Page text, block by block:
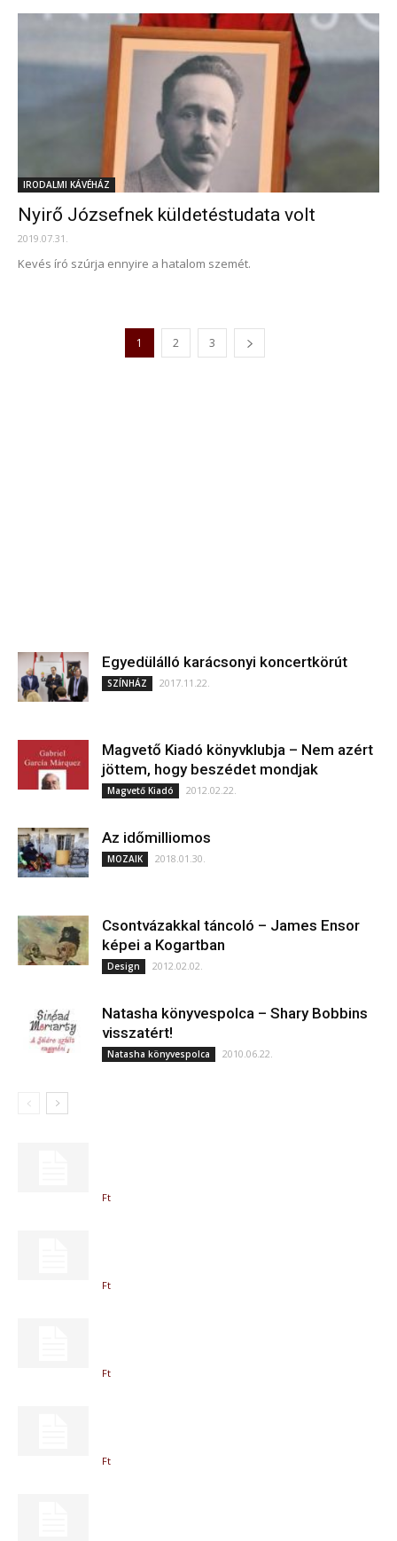
IRODALMI KÁVÉHÁZ
Nyirő Józsefnek küldetéstudata volt
2019.07.31.
Kevés író szúrja ennyire a hatalom szemét.
1 2 3
Egyedülálló karácsonyi koncertkörút
SZÍNHÁZ 2017.11.22.
Magvető Kiadó könyvklubja – Nem azért
jöttem, hogy beszédet mondjak
Magvető Kiadó 2012.02.22.
Az időmilliomos
MOZAIK 2018.01.30.
Csontvázakkal táncoló – James Ensor
képei a Kogartban
Design 2012.02.02.
Natasha könyvespolca – Shary Bobbins
visszatért!
Natasha könyvespolca 2010.06.22.
Ft
Ft
Ft
Ft